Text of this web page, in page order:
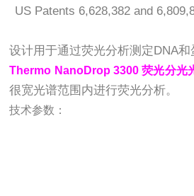
US Patents 6,628,382 and
设计用于通过荧光分析测定DNA和
Thermo NanoDrop 3300 荧光分光
很宽光谱范围内进行荧光分析。
技术参数：